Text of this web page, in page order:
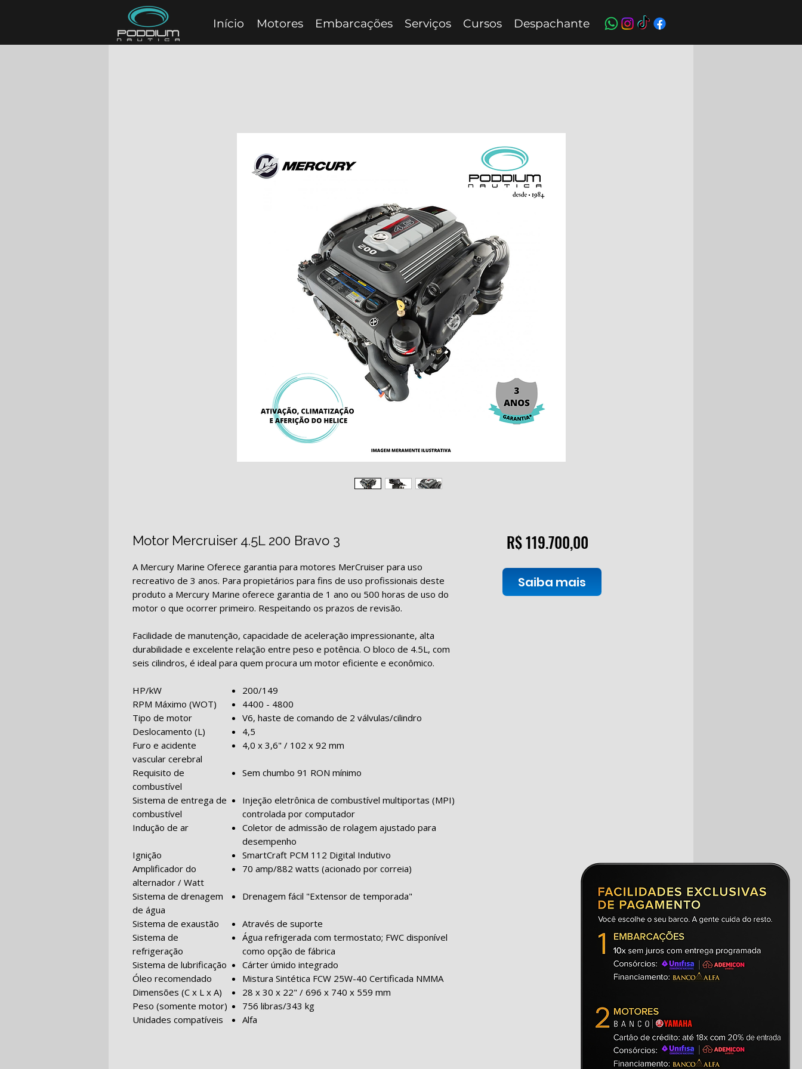
Início Motores Embarcações Serviços Cursos Despachante
Motor Mercruiser 4.5L 200 Bravo 3
A Mercury Marine Oferece garantia para motores MerCruiser para uso
recreativo de 3 anos. Para propietários para fins de uso profissionais deste
produto a Mercury Marine oferece garantia de 1 ano ou 500 horas de uso do
motor o que ocorrer primeiro. Respeitando os prazos de revisão.
Facilidade de manutenção, capacidade de aceleração impressionante, alta
durabilidade e excelente relação entre peso e potência. O bloco de 4.5L, com
seis cilindros, é ideal para quem procura um motor eficiente e econômico.
HP/kW
200/149
RPM Máximo (WOT)
4400 - 4800
Tipo de motor
V6, haste de comando de 2 válvulas/cilindro
Deslocamento (L)
4,5
Furo e acidente
vascular cerebral
4,0 x 3,6" / 102 x 92 mm
Requisito de
combustível
Sem chumbo 91 RON mínimo
Sistema de entrega de
combustível
Injeção eletrônica de combustível multiportas (MPI)
controlada por computador
Indução de ar
Coletor de admissão de rolagem ajustado para
desempenho
Ignição
SmartCraft PCM 112 Digital Indutivo
Amplificador do
alternador / Watt
70 amp/882 watts (acionado por correia)
Sistema de drenagem
de água
Drenagem fácil "Extensor de temporada"
Sistema de exaustão
Através de suporte
Sistema de
refrigeração
Água refrigerada com termostato; FWC disponível
como opção de fábrica
Sistema de lubrificação
Cárter úmido integrado
Óleo recomendado
Mistura Sintética FCW 25W-40 Certificada NMMA
Dimensões (C x L x A)
28 x 30 x 22" / 696 x 740 x 559 mm
Peso (somente motor)
756 libras/343 kg
Unidades compatíveis
Alfa
R$ 119.700,00Preço
Saiba mais